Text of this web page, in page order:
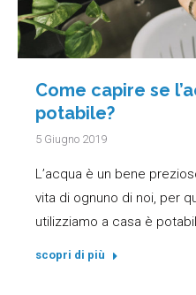
Come capire se
potabile?
5 Giugno 2019
L’acqua è un bene
vita di ognuno di noi, per
utilizziamo a casa è
scopri di più